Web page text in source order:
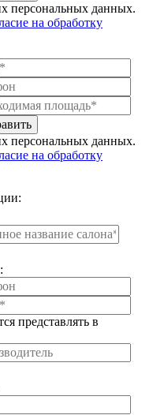
персональных данных.
на обработку
персональных данных.
на обработку
представлять в